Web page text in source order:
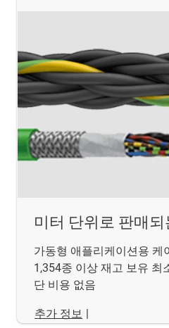
미터 단위로 판매
가동형 애플리케이션용 케
1,354종 이상 재고 보유 최
단 비용 없음
추가 정보 |